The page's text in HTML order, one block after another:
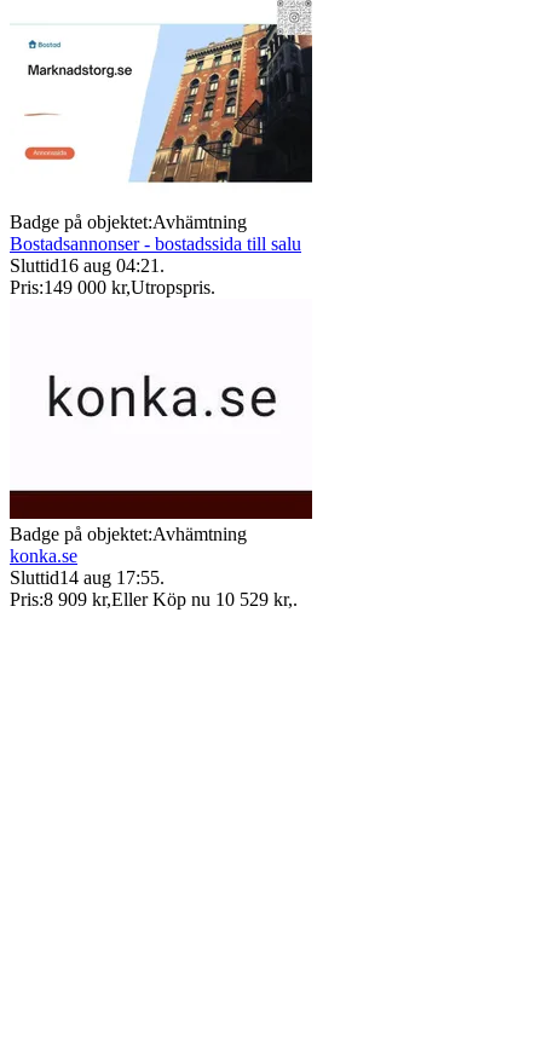
Badge på objektet:Avhämtning
Bostadsannonser - bostadssida till salu
Sluttid16 aug 04:21 .
Pris:149 000 kr,Utropspris.
Badge på objektet:Avhämtning
konka.se
Sluttid14 aug 17:55.
Pris:8 909 kr,Eller Köp nu 10 529 kr,.